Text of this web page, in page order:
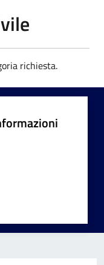
richiesta.